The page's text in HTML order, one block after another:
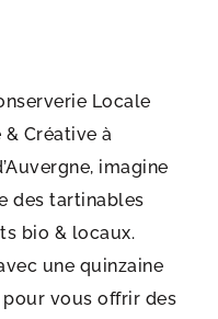
Locale
Créative à
imagine
des tartinables
bio & locaux.
une quinzaine
pour vous offrir des